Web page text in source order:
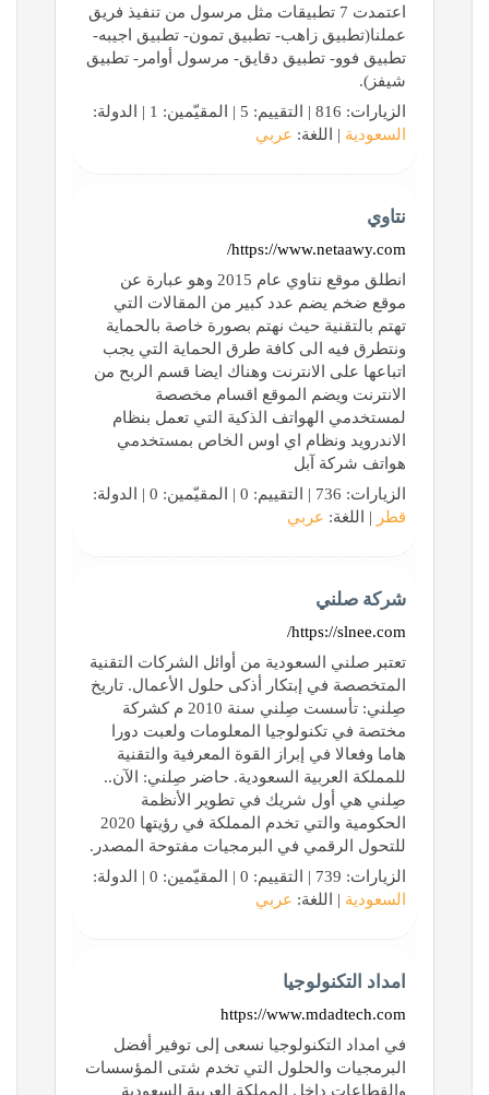
اعتمدت 7 تطبيقات مثل مرسول من تنفيذ فريق
عملنا(تطبيق زاهب- تطبيق تمون- تطبيق اجيبه-
تطبيق فوو- تطبيق دقايق- مرسول أوامر- تطبيق
شيفز).
الزيارات: 816 | التقييم: 5 | المقيّمين: 1 | الدولة:
السعودية | اللغة: عربي
نتاوي
https://www.netaawy.com/
انطلق موقع نتاوي عام 2015 وهو عبارة عن
موقع ضخم يضم عدد كبير من المقالات التي
تهتم بالتقنية حيث نهتم بصورة خاصة بالحماية
ونتطرق فيه الى كافة طرق الحماية التي يجب
اتباعها على الانترنت وهناك ايضا قسم الربح من
الانترنت ويضم الموقع اقسام مخصصة
لمستخدمي الهواتف الذكية التي تعمل بنظام
الاندرويد ونظام اي اوس الخاص بمستخدمي
هواتف شركة آبل
الزيارات: 736 | التقييم: 0 | المقيّمين: 0 | الدولة:
قطر | اللغة: عربي
شركة صلني
https://slnee.com/
تعتبر صلني السعودية من أوائل الشركات التقنية
المتخصصة في إبتكار أذكى حلول الأعمال. تاريخ
صِلني: تأسست صِلني سنة 2010 م كشركة
مختصة في تكنولوجيا المعلومات ولعبت دورا
هاما وفعالا في إبراز القوة المعرفية والتقنية
للمملكة العربية السعودية. حاضر صِلني: الآن..
صِلني هي أول شريك في تطوير الأنظمة
الحكومية والتي تخدم المملكة في رؤيتها 2020
للتحول الرقمي في البرمجيات مفتوحة المصدر.
الزيارات: 739 | التقييم: 0 | المقيّمين: 0 | الدولة:
السعودية | اللغة: عربي
امداد التكنولوجيا
https://www.mdadtech.com
في امداد التكنولوجيا نسعى إلى توفير أفضل
البرمجيات والحلول التي تخدم شتى المؤسسات
والقطاعات داخل المملكة العربية السعودية